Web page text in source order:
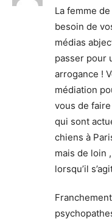
La femme
besoin de
médias
passer pour
arrogance !
médiation
vous de
qui sont
chiens à
mais de loin
lorsqu’il